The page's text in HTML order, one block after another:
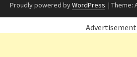
Proudly powered byWordPress. | Theme:
Advertisement